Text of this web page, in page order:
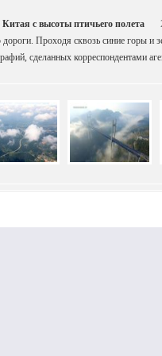
с высоты птичьего полета
Проходя сквозь синие горы
сделанных корреспондентами